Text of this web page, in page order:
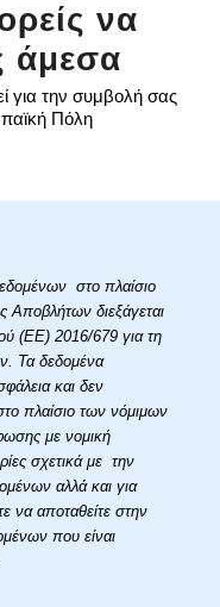
να
άμεσα
για την συμβολή σας
Πόλη
στο πλαίσιο
Αποβλήτων διεξάγεται
(ΕΕ) 2016/679 για τη
Τα δεδομένα
και δεν
πλαίσιο των νόμιμων
με νομική
σχετικά με την
αλλά και για
να αποταθείτε στην
που είναι